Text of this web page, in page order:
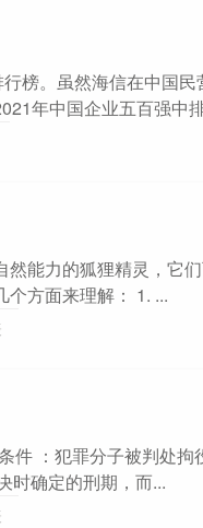
榜。虽然海信在中国
年中国企业五百强中
能力的狐狸精灵，它
方面来理解： 1. ...
件 ：犯罪分子被判处
时确定的刑期，而...